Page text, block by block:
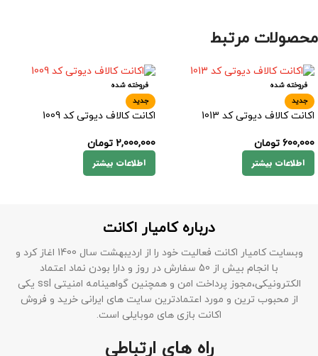
محصولات مرتبط
فروخته شده
جدید
اکانت کالاف دیوتی کد 1013
600,000 تومان
اطلاعات بیشتر
فروخته شده
جدید
اکانت کالاف دیوتی کد 1009
2,000,000 تومان
اطلاعات بیشتر
درباره کامیار اکانت
وبسایت کامیار اکانت فعالیت خود را از اردیبهشت سال 1400 اغاز کرد و
با انجام بیش از 50 سفارش در روز و دارا بودن نماد اعتماد
الکترونیکی،مجوز پرداخت امن و همچنین گواهینامه امنیتی ssl یکی
از محبوب ترین و مورد اعتمادترین سایت های ایرانی خرید و فروش
اکانت بازی های موبایلی است.
راه های ارتباطی